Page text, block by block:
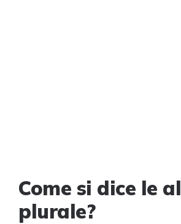
Come si dice le al
plurale?